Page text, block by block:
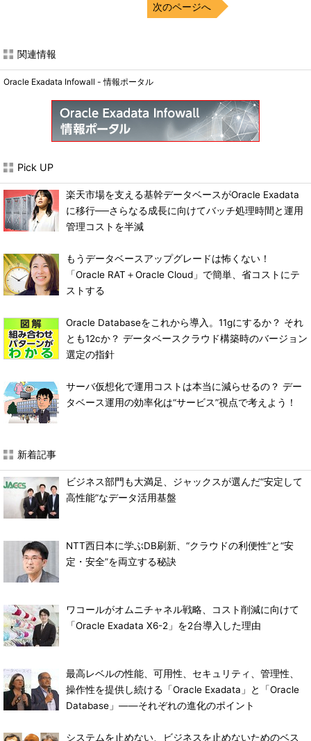
次のページへ
関連情報
Oracle Exadata Infowall - 情報ポータル
Pick UP
楽天市場を支える基幹データベースがOracle Exadata
に移行──さらなる成長に向けてバッチ処理時間と運用
管理コストを半減
もうデータベースアップグレードは怖くない！
「Oracle RAT＋Oracle Cloud」で簡単、省コストにテ
ストする
Oracle Databaseをこれから導入。11gにするか？ それ
とも12cか？ データベースクラウド構築時のバージョン
選定の指針
サーバ仮想化で運用コストは本当に減らせるの？ デー
タベース運用の効率化は“サービス”視点で考えよう！
新着記事
ビジネス部門も大満足、ジャックスが選んだ“安定して
高性能”なデータ活用基盤
NTT西日本に学ぶDB刷新、“クラウドの利便性”と“安
定・安全”を両立する秘訣
ワコールがオムニチャネル戦略、コスト削減に向けて
「Oracle Exadata X6-2」を2台導入した理由
最高レベルの性能、可用性、セキュリティ、管理性、
操作性を提供し続ける「Oracle Exadata」と「Oracle
Database」――それぞれの進化のポイント
システムを止めない、ビジネスを止めないためのベス